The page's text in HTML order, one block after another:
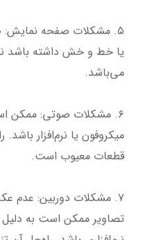
۵. مشکلات صفحه
یا خط و خش داشته باشد
می‌باشد.
۶. مشکلات صوتی: ممکن
میکروفون یا نرم‌افزار
قطعات معیوب است.
۷. مشکلات دوربین: عدم
تصاویر ممکن است به